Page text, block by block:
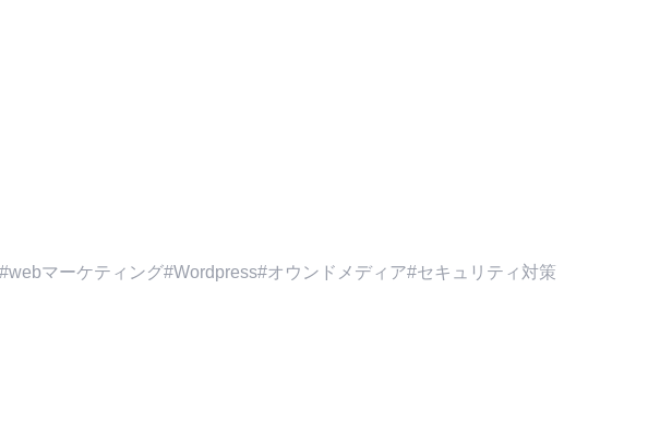
webマーケティング Wordpress オウンドメディア
セキュリティ対策